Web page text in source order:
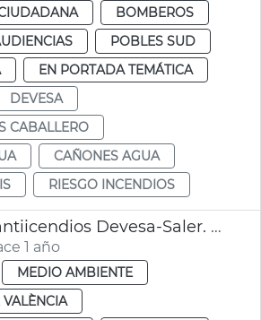
BOMBEROS
POBLES SUD
EN PORTADA TEMÁTICA
DEVESA
CABALLERO
CAÑONES AGUA
RIESGO INCENDIOS
Dispositivo antiicendios Devesa-Saler. València
1 año
MEDIO AMBIENTE